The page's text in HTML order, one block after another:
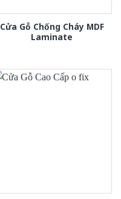
Cửa Gỗ Chống Cháy MDF
Laminate